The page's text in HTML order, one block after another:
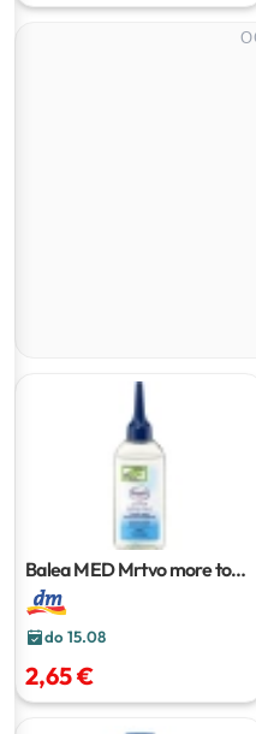
Balea MED Mrtvo more tonik
za vlasište
do 15.08
2,65 €